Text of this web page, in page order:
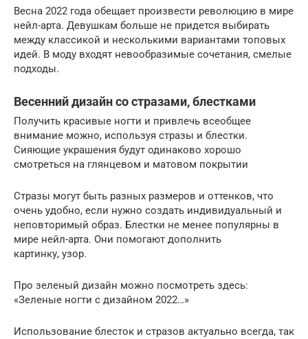
Весна 2022 года обещает произвести революцию в мире
нейл-арта. Девушкам больше не придется выбирать
между классикой и несколькими вариантами топовых
идей. В моду входят невообразимые сочетания, смелые
подходы.
Весенний дизайн со стразами, блестками
Получить красивые ногти и привлечь всеобщее
внимание можно, используя стразы и блестки.
Сияющие украшения будут одинаково хорошо
смотреться на глянцевом и матовом покрытии
Стразы могут быть разных размеров и оттенков, что
очень удобно, если нужно создать индивидуальный и
неповторимый образ. Блестки не менее популярны в
мире нейл-арта. Они помогают дополнить
картинку, узор.
Про зеленый дизайн можно посмотреть здесь:
«Зеленые ногти с дизайном 2022…»
Использование блесток и стразов актуально всегда, так